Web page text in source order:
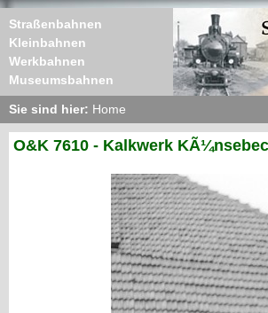
Straßenbahnen
Kleinbahnen
Werkbahnen
Museumsbahnen
Sie sind hier: Home
O&K 7610 - Kalkwerk